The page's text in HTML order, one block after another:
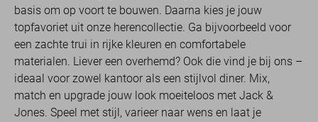
basis om op voort te bouwen. Daarna kies je jouw
topfavoriet uit onze herencollectie. Ga bijvoorbeeld voor
een zachte trui in rijke kleuren en comfortabele
materialen. Liever een overhemd? Ook die vind je bij ons –
ideaal voor zowel kantoor als een stijlvol diner. Mix,
match en upgrade jouw look moeiteloos met Jack &
Jones. Speel met stijl, varieer naar wens en laat je